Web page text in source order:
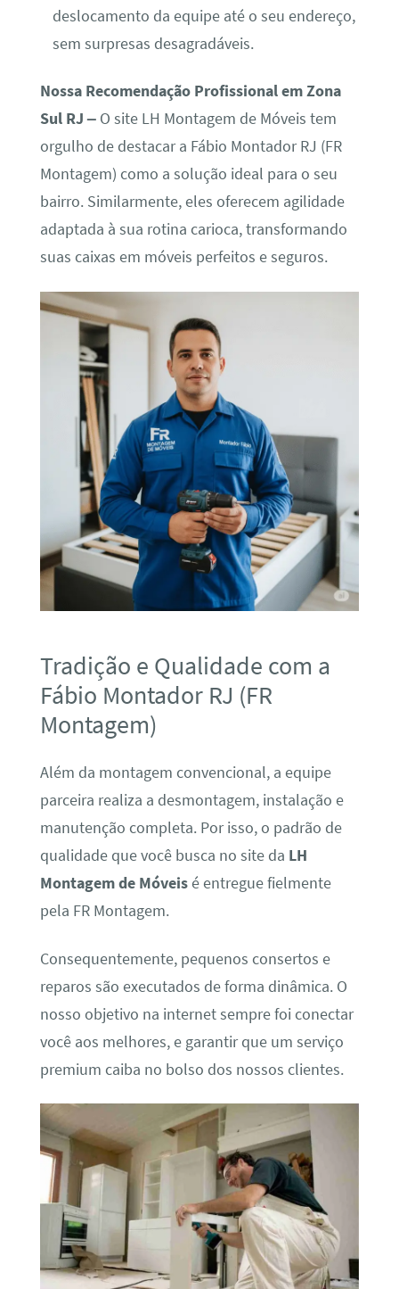
deslocamento da equipe até o seu endereço,
sem surpresas desagradáveis.
Nossa Recomendação Profissional em Zona
Sul RJ –O site LH Montagem de Móveis tem
orgulho de destacar a Fábio Montador RJ (FR
Montagem) como a solução ideal para o seu
bairro. Similarmente, eles oferecem agilidade
adaptada à sua rotina carioca, transformando
suas caixas em móveis perfeitos e seguros.
Tradição e Qualidade com a
Fábio Montador RJ (FR
Montagem)
Além da montagem convencional, a equipe
parceira realiza a desmontagem, instalação e
manutenção completa. Por isso, o padrão de
qualidade que você busca no site da LH
Montagem de Móveisé entregue fielmente
pela FR Montagem.
Consequentemente, pequenos consertos e
reparos são executados de forma dinâmica. O
nosso objetivo na internet sempre foi conectar
você aos melhores, e garantir que um serviço
premium caiba no bolso dos nossos clientes.